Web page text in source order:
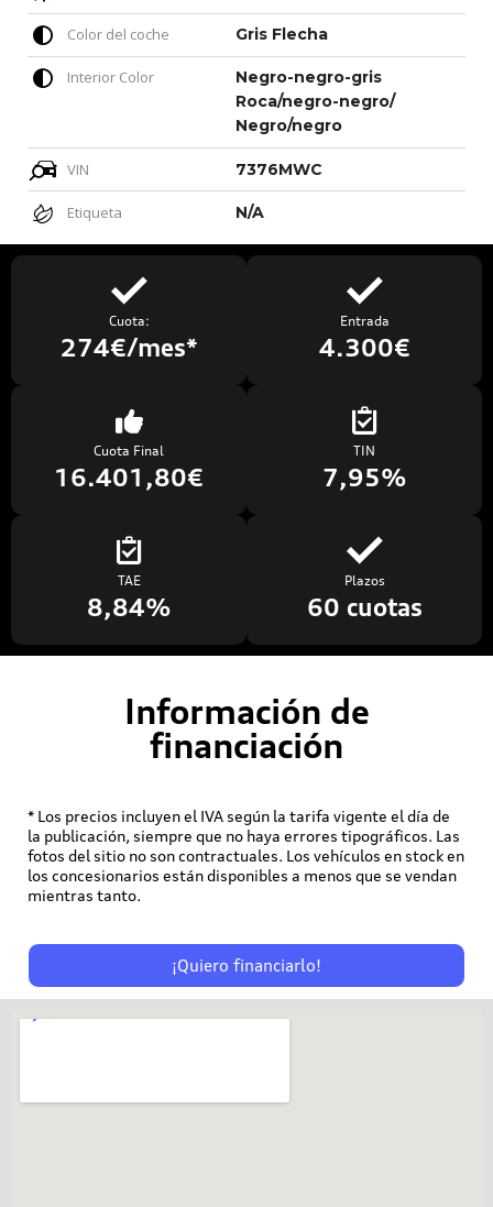
Color del coche Gris Flecha
Interior Color
Negro-negro-gris
Roca/negro-negro/
Negro/negro
VIN 7376MWC
Etiqueta N/A
Cuota:
274€/mes*
Entrada
4.300€
Cuota Final
16.401,80€
TIN
7,95%
TAE
8,84%
Plazos
60 cuotas
Información de
financiación
* Los precios incluyen el IVA según la tarifa vigente el día de
la publicación, siempre que no haya errores tipográficos. Las
fotos del sitio no son contractuales. Los vehículos en stock en
los concesionarios están disponibles a menos que se vendan
mientras tanto.
¡Quiero financiarlo!